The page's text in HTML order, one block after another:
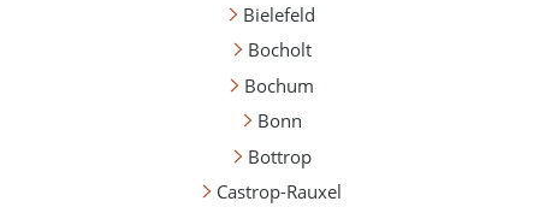
Bielefeld
Bocholt
Bochum
Bonn
Bottrop
Castrop-Rauxel